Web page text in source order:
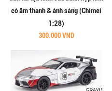
có âm thanh & ánh sáng (Chimei
1:28)
300.000 VND